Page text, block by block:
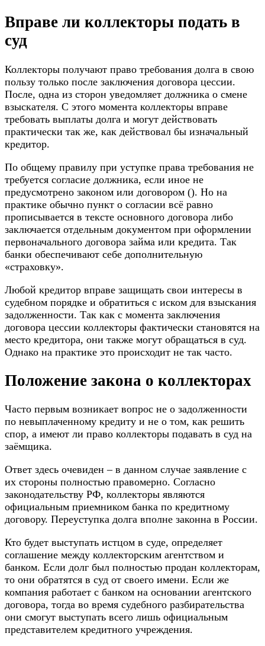
Вправе ли коллекторы подать в
суд
Коллекторы получают право требования долга в свою
пользу только после заключения договора цессии.
После, одна из сторон уведомляет должника о смене
взыскателя. С этого момента коллекторы вправе
требовать выплаты долга и могут действовать
практически так же, как действовал бы изначальный
кредитор.
По общему правилу при уступке права требования не
требуется согласие должника, если иное не
предусмотрено законом или договором (). Но на
практике обычно пункт о согласии всё равно
прописывается в тексте основного договора либо
заключается отдельным документом при оформлении
первоначального договора займа или кредита. Так
банки обеспечивают себе дополнительную
«страховку».
Любой кредитор вправе защищать свои интересы в
судебном порядке и обратиться с иском для взыскания
задолженности. Так как с момента заключения
договора цессии коллекторы фактически становятся на
место кредитора, они также могут обращаться в суд.
Однако на практике это происходит не так часто.
Положение закона о коллекторах
Часто первым возникает вопрос не о задолженности
по невыплаченному кредиту и не о том, как решить
спор, а имеют ли право коллекторы подавать в суд на
заёмщика.
Ответ здесь очевиден – в данном случае заявление с
их стороны полностью правомерно. Согласно
законодательству РФ, коллекторы являются
официальным приемником банка по кредитному
договору. Переуступка долга вполне законна в России.
Кто будет выступать истцом в суде, определяет
соглашение между коллекторским агентством и
банком. Если долг был полностью продан коллекторам,
то они обратятся в суд от своего имени. Если же
компания работает с банком на основании агентского
договора, тогда во время судебного разбирательства
они смогут выступать всего лишь официальным
представителем кредитного учреждения.